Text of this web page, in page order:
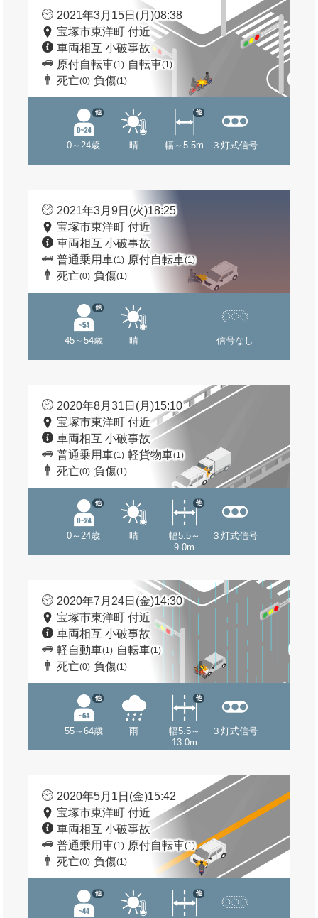
2021年3月15日(月)08:38
宝塚市東洋町 付近
車両相互 小破事故
原付自転車(1) 自転車(1)
死亡(0) 負傷(1)
0～24歳
他
晴 幅～5.5m
他
３灯式信号
2021年3月9日(火)18:25
宝塚市東洋町 付近
車両相互 小破事故
普通乗用車(1) 原付自転車(1)
死亡(0) 負傷(1)
45～54歳
他
晴 信号なし
2020年8月31日(月)15:10
宝塚市東洋町 付近
車両相互 小破事故
普通乗用車(1) 軽貨物車(1)
死亡(0) 負傷(1)
0～24歳
他
晴
幅5.5～
9.0m
他
３灯式信号
2020年7月24日(金)14:30
宝塚市東洋町 付近
車両相互 小破事故
軽自動車(1) 自転車(1)
死亡(0) 負傷(1)
55～64歳
他
雨
幅5.5～
13.0m
他
３灯式信号
2020年5月1日(金)15:42
宝塚市東洋町 付近
車両相互 小破事故
普通乗用車(1) 原付自転車(1)
死亡(0) 負傷(1)
他 他